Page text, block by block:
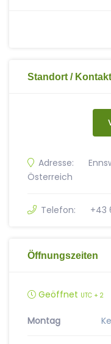
Standort / Kontakt
Adresse:
Österreich
Telefon: +43
Öffnungszeiten
Geöffnet UTC + 2
Montag